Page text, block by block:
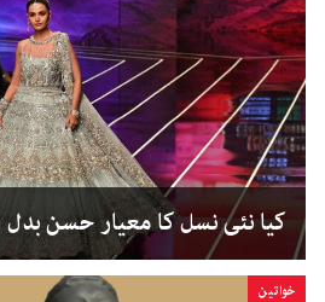
کیا نئی نسل کا معیار حسن بدل
خواتین